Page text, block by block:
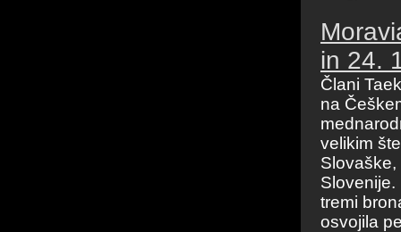
in 24.
Člani
na
velikim
Slovaške,
Slovenije.
tremi
osvojila